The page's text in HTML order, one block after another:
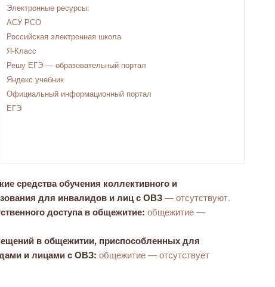
Электронные ресурсы:
АСУ РСО
Российская электронная школа
Я-Класс
Решу ЕГЭ — образовательный портал
Яндекс учебник
Официальный информационный портал
ЕГЭ
средства обучения коллективного и
для инвалидов и лиц с ОВЗ— отсутствуют.
доступа в общежитие: общежитие —
в общежитии, приспособленных для
и лицами с ОВЗ: общежитие — отсутствует